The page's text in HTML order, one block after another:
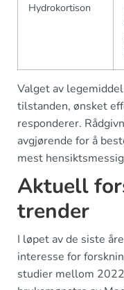
Hydrokortison
Valget av
tilstanden, ønsket
responderer.
avgjørende for å
mest
Aktuell
trender
I løpet av de siste
interesse for
studier mellom